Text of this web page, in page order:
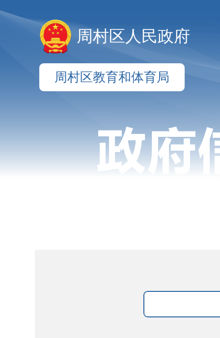
周村区人民政府
周村区教育和体育局